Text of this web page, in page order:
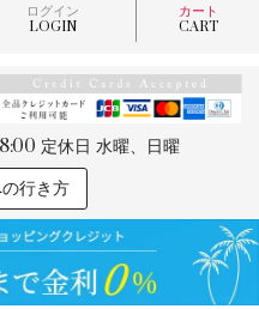
ログイン
LOGIN
カート
CART
定休日 水曜、日曜
行き方